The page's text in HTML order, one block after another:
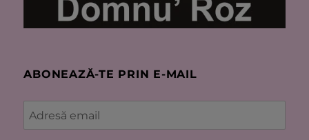
ABONEAZĂ-TE PRIN E-MAIL
Adresă
email